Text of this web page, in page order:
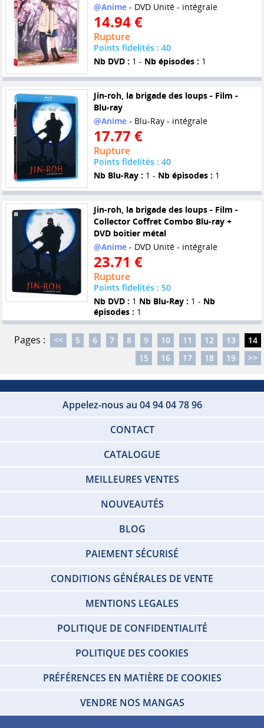
@Anime- DVD Unité - intégrale
14.94 €
Rupture
Points fidelités : 40
Nb DVD : 1 - Nb épisodes : 1
Jin-roh, la brigade des loups - Film -
Blu-ray
@Anime- Blu-Ray - intégrale
17.77 €
Rupture
Points fidelités : 40
Nb Blu-Ray : 1 - Nb épisodes : 1
Jin-roh, la brigade des loups - Film -
Collector Coffret Combo Blu-ray +
DVD boitier métal
@Anime- DVD Unité - intégrale
23.71 €
Rupture
Points fidelités : 50
Nb DVD : 1 Nb Blu-Ray : 1 - Nb
épisodes : 1
Pages : << 5 6 7 8 9 10 11 12 13
14
15
16 17 18 19 >>
Appelez-nous au 04 94 04 78 96
CONTACT
CATALOGUE
MEILLEURES VENTES
NOUVEAUTÉS
BLOG
PAIEMENT SÉCURISÉ
CONDITIONS GÉNÉRALES DE VENTE
MENTIONS LEGALES
POLITIQUE DE CONFIDENTIALITÉ
POLITIQUE DES COOKIES
PRÉFÉRENCES EN MATIÈRE DE COOKIES
VENDRE NOS MANGAS